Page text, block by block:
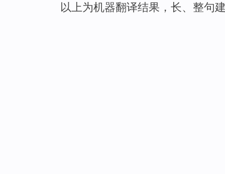
以上为机器翻译结果，长、整句